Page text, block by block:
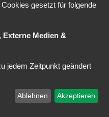
gesetzt für folgende
Medien &
jedem Zeitpunkt geändert
Ablehnen Akzeptieren